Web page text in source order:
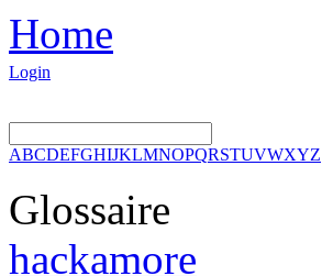
Home
Login
ABCDEFGHIJKLMNOPQRSTUVWXYZ
Glossaire
hackamore